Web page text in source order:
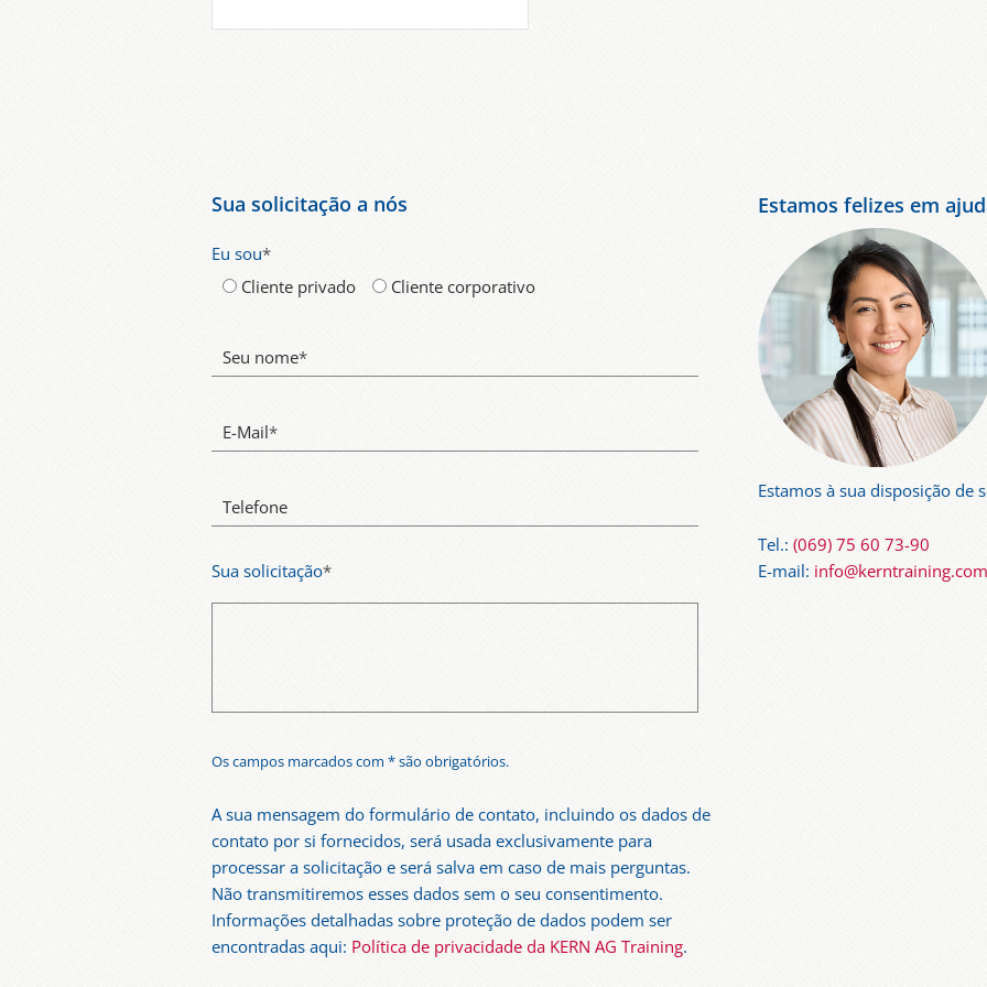
Sua solicitação a nós
Eu sou*
Cliente privado
Cliente corporativo
Seu nome*
E-Mail*
Telefone
Sua solicitação*
Os campos marcados com * são obrigatórios.
A sua mensagem do formulário de contato, incluindo os dados de
contato por si fornecidos, será usada exclusivamente para
processar a solicitação e será salva em caso de mais perguntas.
Não transmitiremos esses dados sem o seu consentimento.
Informações detalhadas sobre proteção de dados podem ser
encontradas aqui: Política de privacidade da KERN AG Training.
Estamos felizes em
Estamos à sua disposição de
Tel.: (069) 75 60 73-90
E-mail: info@kerntraining.com